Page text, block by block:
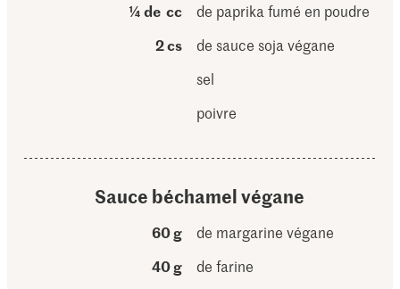
¼ de cc
de paprika fumé en poudre
2 cs
de sauce soja végane
sel
poivre
Sauce béchamel végane
60 g
de margarine végane
40 g
de farine